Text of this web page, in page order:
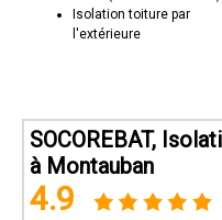
Isolation toiture par
l'extérieure
SOCOREBAT,
à Montauban
4.9